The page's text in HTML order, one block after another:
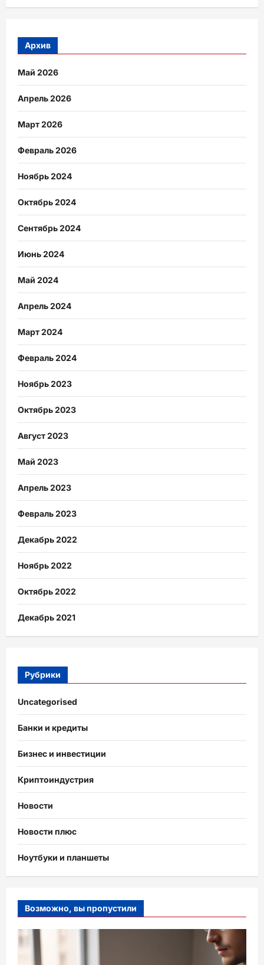
Архив
Май 2026
Апрель 2026
Март 2026
Февраль 2026
Ноябрь 2024
Октябрь 2024
Сентябрь 2024
Июнь 2024
Май 2024
Апрель 2024
Март 2024
Февраль 2024
Ноябрь 2023
Октябрь 2023
Август 2023
Май 2023
Апрель 2023
Февраль 2023
Декабрь 2022
Ноябрь 2022
Октябрь 2022
Декабрь 2021
Рубрики
Uncategorised
Банки и кредиты
Бизнес и инвестиции
Криптоиндустрия
Новости
Новости плюс
Ноутбуки и планшеты
Возможно, вы пропустили